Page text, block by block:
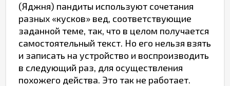
(Яджня) пандиты используют сочетания
разных «кусков» вед, соответствующие
заданной теме, так, что в целом получается
самостоятельный текст. Но его нельзя взять
и записать на устройство и воспроизводить
в следующий раз, для осуществления
похожего действа. Это так не работает.